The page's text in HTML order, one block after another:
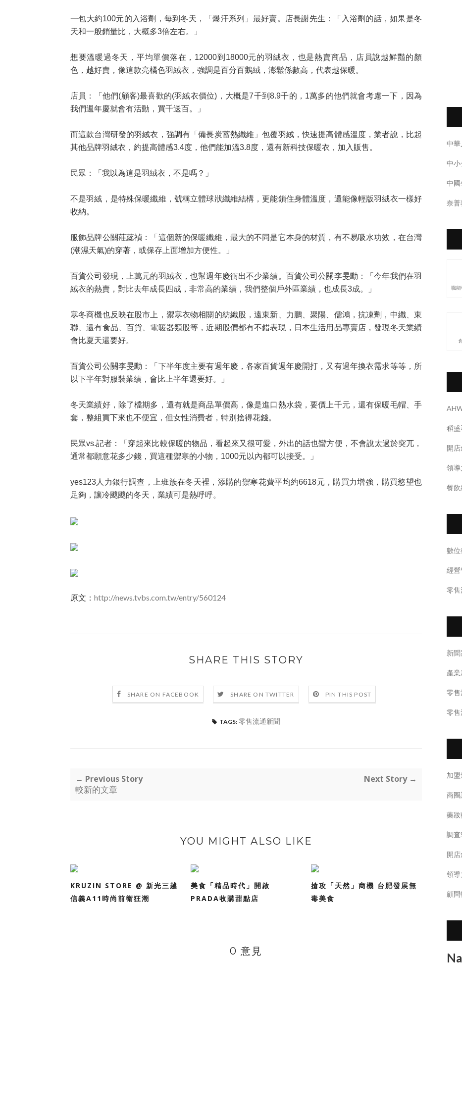
一包大約100元的入浴劑，每到冬天，「爆汗系列」最好賣。店長謝先生：「入浴劑的話，如果是冬
天和一般銷量比，大概多3倍左右。」
想要溫暖過冬天，平均單價落在，12000到18000元的羽絨衣，也是熱賣商品，店員說越鮮豔的顏
色，越好賣，像這款亮橘色羽絨衣，強調是百分百鵝絨，澎鬆係數高，代表越保暖。
店員：「他們(顧客)最喜歡的(羽絨衣價位)，大概是7千到8.9千的，1萬多的他們就會考慮一下，因為
我們週年慶就會有活動，買千送百。」
而這款台灣研發的羽絨衣，強調有「備長炭蓄熱纖維」包覆羽絨，快速提高體感溫度，業者說，比起
其他品牌羽絨衣，約提高體感3.4度，他們能加溫3.8度，還有新科技保暖衣，加入販售。
民眾：「我以為這是羽絨衣，不是嗎？」
不是羽絨，是特殊保暖纖維，號稱立體球狀纖維結構，更能鎖住身體溫度，還能像輕版羽絨衣一樣好
收納。
服飾品牌公關莊蕊禎：「這個新的保暖纖維，最大的不同是它本身的材質，有不易吸水功效，在台灣
(潮濕天氣)的穿著，或保存上面增加方便性。」
百貨公司發現，上萬元的羽絨衣，也幫週年慶衝出不少業績。百貨公司公關李旻勳：「今年我們在羽
絨衣的熱賣，對比去年成長四成，非常高的業績，我們整個戶外區業績，也成長3成。」
寒冬商機也反映在股市上，禦寒衣物相關的紡織股，遠東新、力鵬、聚陽、儒鴻，抗凍劑，中纖、東
聯、還有食品、百貨、電暖器類股等，近期股價都有不錯表現，日本生活用品專賣店，發現冬天業績
會比夏天還要好。
百貨公司公關李旻勳：「下半年度主要有週年慶，各家百貨週年慶開打，又有過年換衣需求等等，所
以下半年對服裝業績，會比上半年還要好。」
冬天業績好，除了檔期多，還有就是商品單價高，像是進口熱水袋，要價上千元，還有保暖毛帽、手
套，整組買下來也不便宜，但女性消費者，特別捨得花錢。
民眾vs.記者：「穿起來比較保暖的物品，看起來又很可愛，外出的話也蠻方便，不會說太過於突兀，
通常都願意花多少錢，買這種禦寒的小物，1000元以內都可以接受。」
yes123人力銀行調查，上班族在冬天裡，添購的禦寒花費平均約6618元，購買力增強，購買慾望也
足夠，讓冷颼颼的冬天，業績可是熱呼呼。
原文： http://news.tvbs.com.tw/entry/560124
SHARE THIS STORY
SHARE ON FACEBOOK SHARE ON TWITTER PIN THIS POST
TAGS: 零售流通新聞
← Previous Story
較新的文章
Next Story →
YOU MIGHT ALSO LIKE
KRUZIN STORE @ 新光三越
信義A11時尚前衛狂潮
美食「精品時代」開啟
PRADA收購甜點店
搶攻「天然」商機 台肥發展無
毒美食
0 意見
中華
中
中
奈普
職能
稻
開
領
餐
數位
經
零售
新
產
零售
零售
加
商
藥妝
調
開
領
顧